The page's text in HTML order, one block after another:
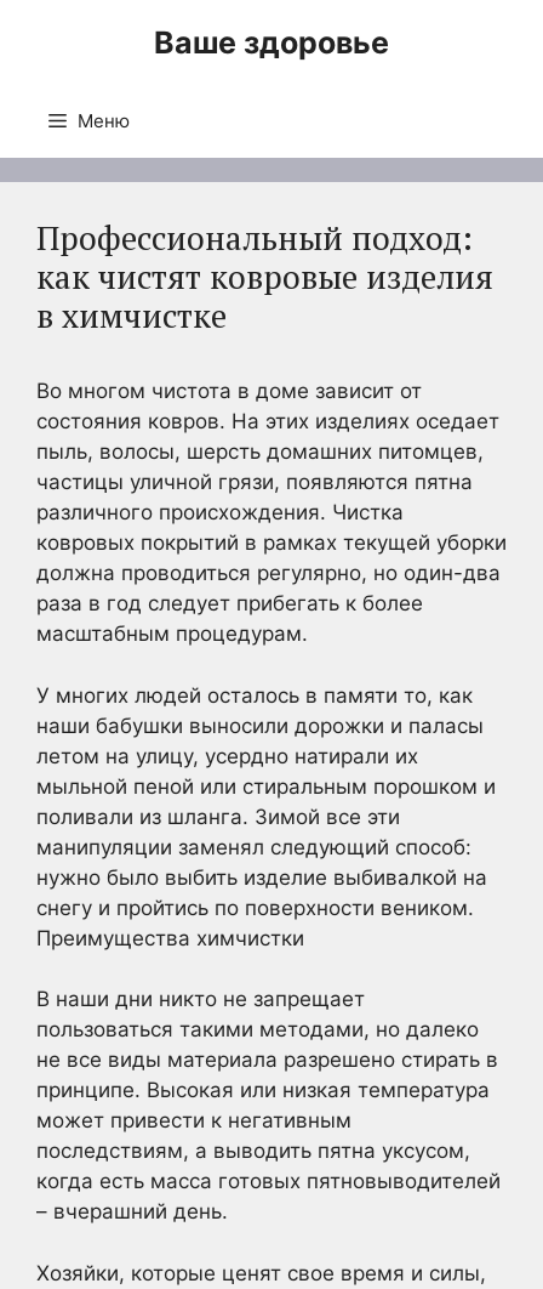
Ваше здоровье
Меню
Профессиональный подход:
как чистят ковровые изделия
в химчистке
Во многом чистота в доме зависит от
состояния ковров. На этих изделиях оседает
пыль, волосы, шерсть домашних питомцев,
частицы уличной грязи, появляются пятна
различного происхождения. Чистка
ковровых покрытий в рамках текущей уборки
должна проводиться регулярно, но один-два
раза в год следует прибегать к более
масштабным процедурам.
У многих людей осталось в памяти то, как
наши бабушки выносили дорожки и паласы
летом на улицу, усердно натирали их
мыльной пеной или стиральным порошком и
поливали из шланга. Зимой все эти
манипуляции заменял следующий способ:
нужно было выбить изделие выбивалкой на
снегу и пройтись по поверхности веником.
Преимущества химчистки
В наши дни никто не запрещает
пользоваться такими методами, но далеко
не все виды материала разрешено стирать в
принципе. Высокая или низкая температура
может привести к негативным
последствиям, а выводить пятна уксусом,
когда есть масса готовых пятновыводителей
– вчерашний день.
Хозяйки, которые ценят свое время и силы,